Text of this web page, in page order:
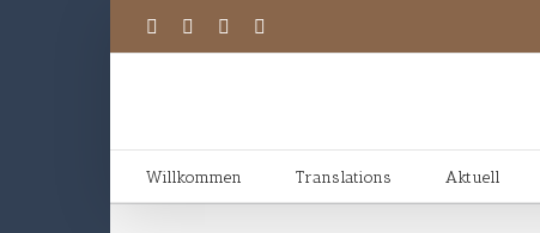
Willkommen Translations Aktuell